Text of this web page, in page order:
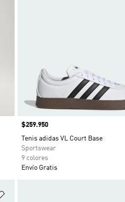
Precio
$259.950
Tenis adidas VL Court Base
Sportswear
9 colores
Envío Gratis